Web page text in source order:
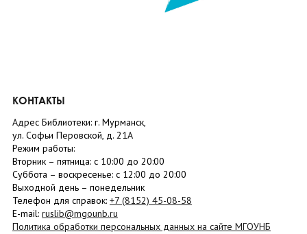
КОНТАКТЫ
Адрес Библиотеки: г. Мурманск,
ул. Софьи Перовской, д. 21А
Режим работы:
Вторник – пятница: с 10:00 до 20:00
Суббота – воскресенье: c 12:00 до 20:00
Выходной день – понедельник
Телефон для справок: +7 (8152) 45-08-58
E-mail: ruslib@mgounb.ru
Политика обработки персональных данных на сайте МГОУНБ